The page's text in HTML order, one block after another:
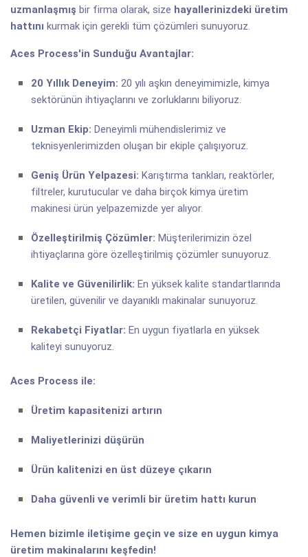
uzmanlaşmış bir firma olarak, size hayallerinizdeki üretim
hattını kurmak için gerekli tüm çözümleri sunuyoruz.
Aces Process'in Sunduğu Avantajlar:
20 Yıllık Deneyim: 20 yılı aşkın deneyimimizle, kimya
sektörünün ihtiyaçlarını ve zorluklarını biliyoruz.
Uzman Ekip: Deneyimli mühendislerimiz ve
teknisyenlerimizden oluşan bir ekiple çalışıyoruz.
Geniş Ürün Yelpazesi: Karıştırma tankları, reaktörler,
filtreler, kurutucular ve daha birçok kimya üretim
makinesi ürün yelpazemizde yer alıyor.
Özelleştirilmiş Çözümler: Müşterilerimizin özel
ihtiyaçlarına göre özelleştirilmiş çözümler sunuyoruz.
Kalite ve Güvenilirlik: En yüksek kalite standartlarında
üretilen, güvenilir ve dayanıklı makinalar sunuyoruz.
Rekabetçi Fiyatlar: En uygun fiyatlarla en yüksek
kaliteyi sunuyoruz.
Aces Process ile:
Üretim kapasitenizi artırın
Maliyetlerinizi düşürün
Ürün kalitenizi en üst düzeye çıkarın
Daha güvenli ve verimli bir üretim hattı kurun
Hemen bizimle iletişime geçin ve size en uygun kimya
üretim makinalarını keşfedin!